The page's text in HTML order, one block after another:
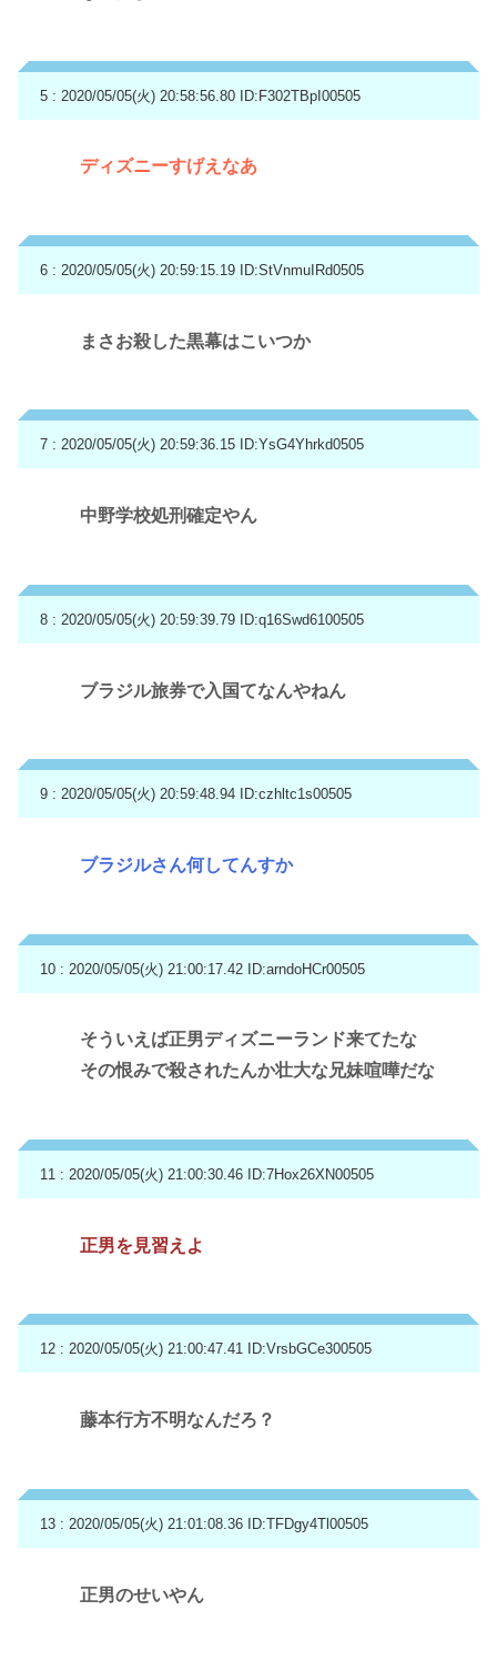
5 : 2020/05/05(火) 20:58:56.80 ID:F302TBpI00505
ディズニーすげえなあ
6 : 2020/05/05(火) 20:59:15.19 ID:StVnmuIRd0505
まさお殺した黒幕はこいつか
7 : 2020/05/05(火) 20:59:36.15 ID:YsG4Yhrkd0505
中野学校処刑確定やん
8 : 2020/05/05(火) 20:59:39.79 ID:q16Swd6100505
ブラジル旅券で入国てなんやねん
9 : 2020/05/05(火) 20:59:48.94 ID:czhltc1s00505
ブラジルさん何してんすか
10 : 2020/05/05(火) 21:00:17.42 ID:arndoHCr00505
そういえば正男ディズニーランド来てたな
その恨みで殺されたんか壮大な兄妹喧嘩だな
11 : 2020/05/05(火) 21:00:30.46 ID:7Hox26XN00505
正男を見習えよ
12 : 2020/05/05(火) 21:00:47.41 ID:VrsbGCe300505
藤本行方不明なんだろ？
13 : 2020/05/05(火) 21:01:08.36 ID:TFDgy4Tl00505
正男のせいやん